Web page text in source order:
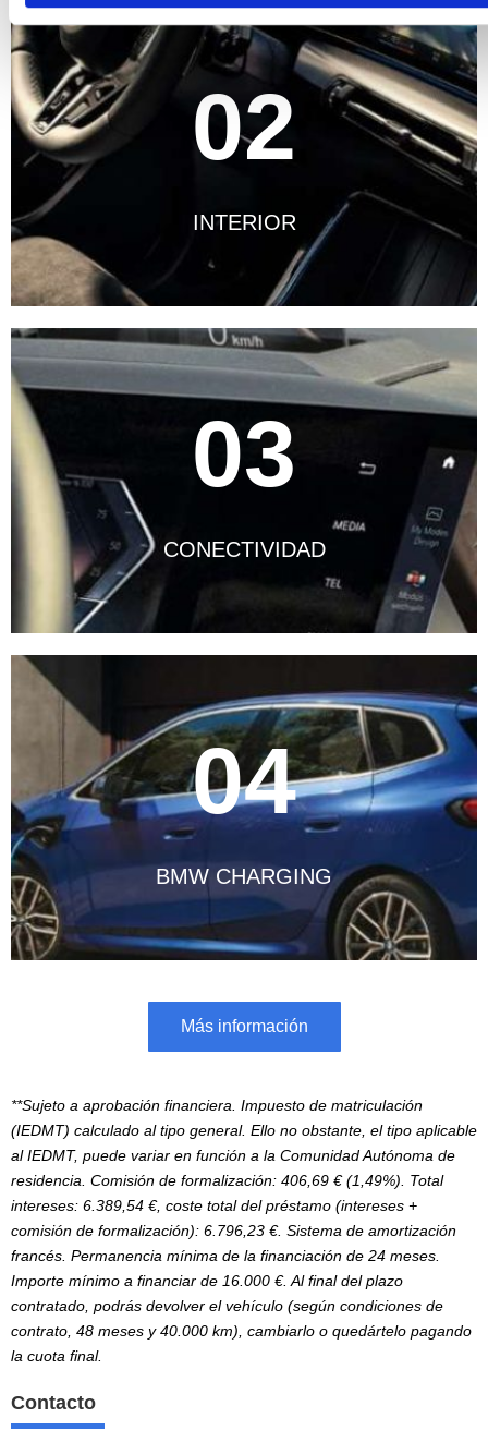
02
INTERIOR
03
CONECTIVIDAD
04
BMW CHARGING
Más información
**Sujeto a aprobación financiera. Impuesto de matriculación
(IEDMT) calculado al tipo general. Ello no obstante, el tipo aplicable
al IEDMT, puede variar en función a la Comunidad Autónoma de
residencia. Comisión de formalización: 406,69 € (1,49%). Total
intereses: 6.389,54 €, coste total del préstamo (intereses +
comisión de formalización): 6.796,23 €. Sistema de amortización
francés. Permanencia mínima de la financiación de 24 meses.
Importe mínimo a financiar de 16.000 €. Al final del plazo
contratado, podrás devolver el vehículo (según condiciones de
contrato, 48 meses y 40.000 km), cambiarlo o quedártelo pagando
la cuota final.
Contacto